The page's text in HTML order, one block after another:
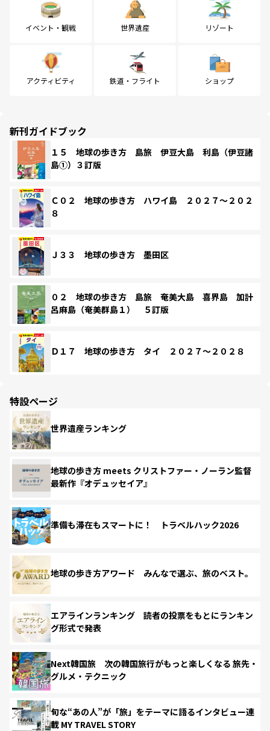
イベント・観戦 世界遺産 リゾート
アクティビティ 鉄道・フライト ショップ
新刊ガイドブック
１５ 地球の歩き方 島旅 伊豆大島 利島（伊豆諸
島①）３訂版
Ｃ０２ 地球の歩き方 ハワイ島 ２０２７～２０２
８
Ｊ３３ 地球の歩き方 墨田区
０２ 地球の歩き方 島旅 奄美大島 喜界島 加計
呂麻島（奄美群島１） ５訂版
Ｄ１７ 地球の歩き方 タイ ２０２７～２０２８
特設ページ
世界遺産ランキング
地球の歩き方 meets クリストファー・ノーラン監督
最新作『オデュッセイア』
準備も滞在もスマートに！ トラベルハック2026
地球の歩き方アワード みんなで選ぶ、旅のベスト。
エアラインランキング 読者の投票をもとにランキン
グ形式で発表
Next韓国旅 次の韓国旅行がもっと楽しくなる 旅先・
グルメ・テクニック
旬な“あの人”が「旅」をテーマに語るインタビュー連
載 MY TRAVEL STORY